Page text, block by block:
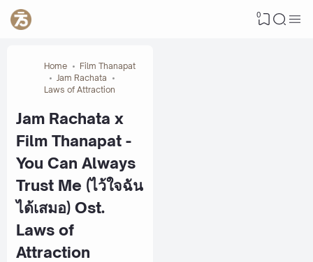
0
Home
Film Thanapat
Jam Rachata
Laws of Attraction
Jam Rachata x
Film Thanapat -
You Can Always
Trust Me (ไว้ใจฉัน
ได้เสมอ) Ost.
Laws of
Attraction